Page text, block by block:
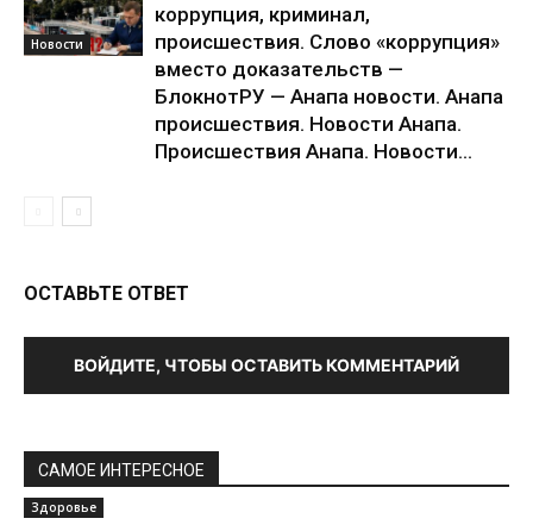
Новости
коррупция, криминал,
происшествия. Слово «коррупция»
вместо доказательств —
БлокнотРУ — Анапа новости. Анапа
происшествия. Новости Анапа.
Происшествия Анапа. Новости...
ОСТАВЬТЕ ОТВЕТ
ВОЙДИТЕ, ЧТОБЫ ОСТАВИТЬ КОММЕНТАРИЙ
САМОЕ ИНТЕРЕСНОЕ
Здоровье